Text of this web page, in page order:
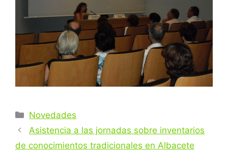
Categorías
Novedades
Navegación
de
Asistencia a las jornadas sobre inventarios
de conocimientos tradicionales en Albacete